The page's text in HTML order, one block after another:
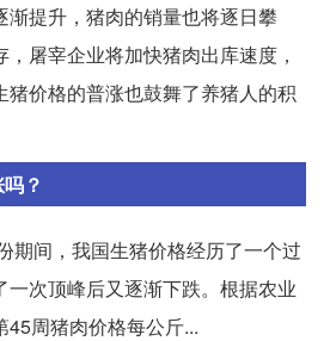
渐提升，猪肉的销量也将逐日攀
屠宰企业将加快猪肉出库速度，
猪价格的普涨也鼓舞了养猪人的积
？
期间，我国生猪价格经历了一个过
一次顶峰后又逐渐下跌。根据农业
周猪肉价格每公斤...